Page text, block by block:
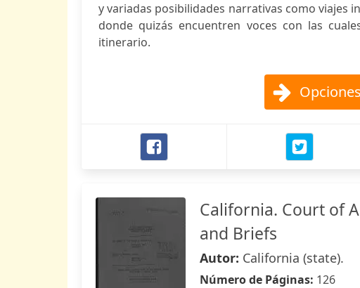
y variadas posibilidades narrativas como viajes
donde quizás encuentren voces con las
itinerario.
California. Court of
and Briefs
Autor: California (state).
Número de Páginas: 126